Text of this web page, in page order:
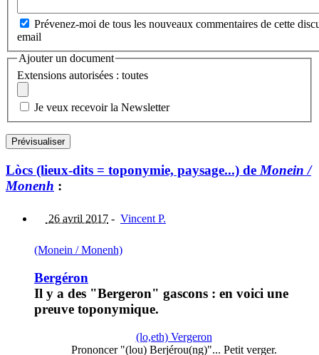
Prévenez-moi de tous les nouveaux commentaires de cette
email
Ajouter un document
Extensions autorisées : toutes
Je veux recevoir la Newsletter
Lòcs (lieux-dits = toponymie, paysage...) de Monein /
Monenh :
26 avril 2017 - Vincent P.
(Monein / Monenh)
Bergéron
Il y a des "Bergeron" gascons : en voici une
preuve toponymique.
(lo,eth) Vergeron
Prononcer "(lou) Berjérou(ng)"... Petit verger.